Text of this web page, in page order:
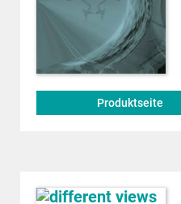
Produktseite